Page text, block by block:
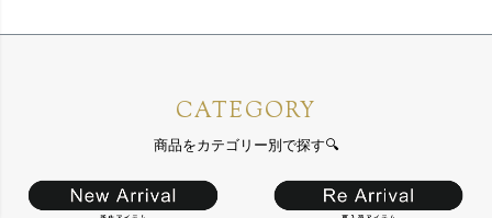
CATEGORY
商品をカテゴリー別で探す🔍